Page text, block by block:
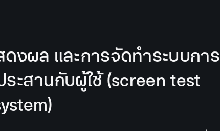
งผล และการจัดทำระบบการ
ะสานกับผู้ใช้ (screen test